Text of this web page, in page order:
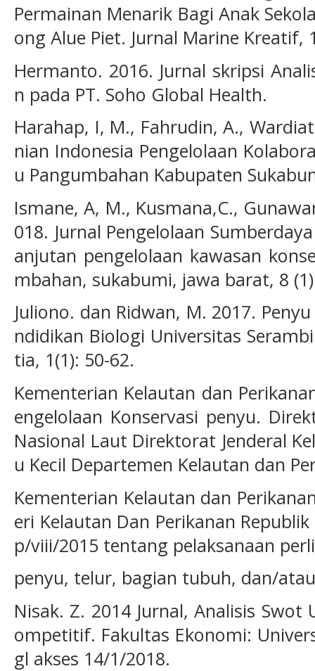
Permainan Menarik Bagi Anak
ong Alue Piet. Jurnal Marine Kreatif,
Hermanto. 2016. Jurnal skripsi
n pada PT. Soho Global Health.
Harahap, I, M., Fahrudin, A.,
nian Indonesia Pengelolaan
u Pangumbahan Kabupaten
Ismane, A, M., Kusmana,C.,
018. Jurnal Pengelolaan
anjutan pengelolaan kawasan
mbahan, sukabumi, jawa barat, 8
Juliono. dan Ridwan, M. 2017.
ndidikan Biologi Universitas
tia, 1(1): 50-62.
Kementerian Kelautan dan
engelolaan Konservasi penyu.
Nasional Laut Direktorat Jenderal
u Kecil Departemen Kelautan dan
Kementerian Kelautan dan
eri Kelautan Dan Perikanan
p/viii/2015 tentang pelaksanaan
penyu, telur, bagian tubuh, dan/
Nisak. Z. 2014 Jurnal, Analisis
ompetitif. Fakultas Ekonomi:
gl akses 14/1/2018.